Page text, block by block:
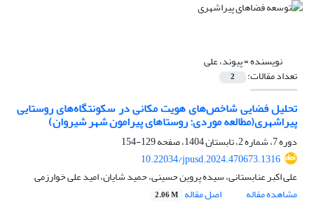
نویسنده =پیوند، علی
تعداد مقالات: 2
تحلیل فضایی شاخص‌های هویت مکانی در سکونتگاه‌های روستایی
پیراشهری(مطالعه موردی: روستاهای پیرامون شهر شیروان)
دوره 7، شماره 2، تابستان 1404، صفحه
129-154
10.22034/jpusd.2024.470673.1316
علی اکبر عنابستانی، سیده پروین حسینی، حمید شایان، امید علی خوارزمی
مشاهده مقاله
اصل مقاله 2.06 M